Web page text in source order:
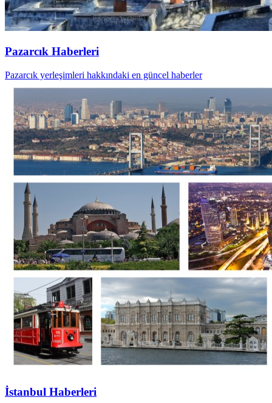
Pazarcık Haberleri
Pazarcık yerleşimleri hakkındaki en güncel haberler
İstanbul Haberleri